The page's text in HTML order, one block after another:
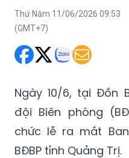
Thứ Năm 11/06/2026 09:53
(GMT+7)
Ngày 10/6, tại Đồn
đội Biên phòng
chức lễ ra mắt
BĐBP tỉnh Quảng Trị.